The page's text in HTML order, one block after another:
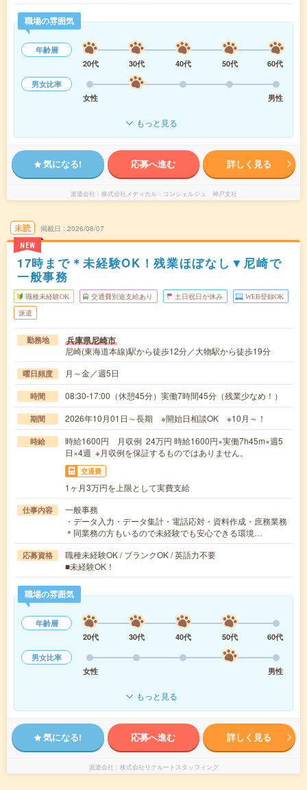
職場の雰囲気
年齢層
20代
30代 40代 50代
60代
男女比率
女性
男性
もっと見る
気になる! 応募へ進む 詳しく見る
派遣会社 株式会社メディカル・コンシェルジュ 神戸支社
未読
NEW
掲載日 2026/08/07
17時まで＊未経験OK！残業ほぼなし▼尼崎で
一般事務
職種未経験OK 交通費別途支給あり 土日祝日が休み WEB登録OK
派遣
勤務地 兵庫県尼崎市
尼崎(東海道本線)駅から徒歩12分／大物駅から徒歩19分
曜日頻度 月～金／週5日
時間 08:30-17:00（休憩45分）実働7時間45分（残業少なめ！）
期間 2026年10月01日～長期 ※開始日相談OK ※10月～！
時給
時給1600円 月収例 24万円 時給1600円×実働7h45m×週5
日×4週 ※月収例を保証するものではありません。
交通費
1ヶ月3万円を上限として実費支給
仕事内容
一般事務
・データ入力・データ集計・電話応対・資料作成・庶務業務
＊同業務の方もいるので未経験でも安心できる環境…
応募資格
職種未経験OK / ブランクOK / 英語力不要
■未経験OK！
職場の雰囲気
年齢層
20代
30代 40代 50代
60代
男女比率
女性
男性
もっと見る
気になる! 応募へ進む 詳しく見る
派遣会社 株式会社リクルートスタッフィング